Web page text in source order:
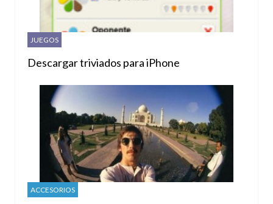
JUEGOS
Descargar triviados para iPhone
ACCESORIOS